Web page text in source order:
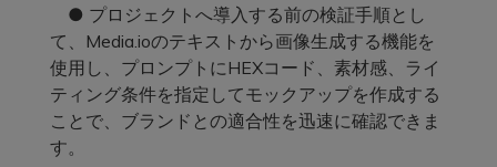
● プロジェクトへ導入する前の検証手順とし
て、Media.ioのテキストから画像生成する機能を
使用し、プロンプトにHEXコード、素材感、ライ
ティング条件を指定してモックアップを作成する
ことで、ブランドとの適合性を迅速に確認できま
す。